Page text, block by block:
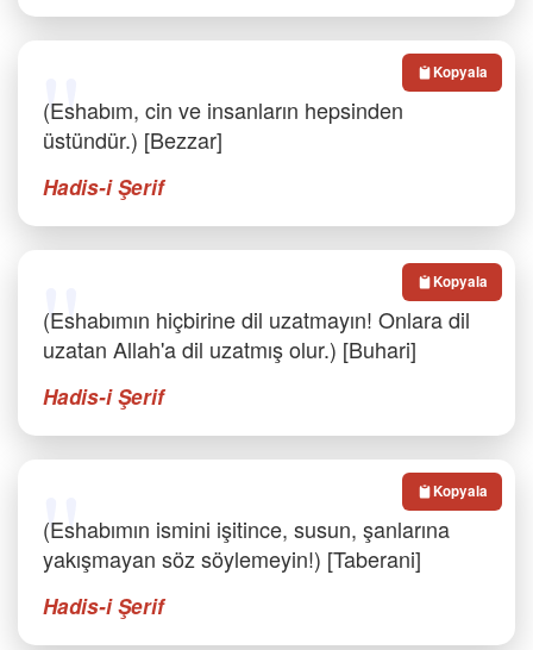
(Eshabım, cin ve insanların hepsinden
üstündür.) [Bezzar]
Hadis-i Şerif
Kopyala
(Eshabımın hiçbirine dil uzatmayın! Onlara dil
uzatan Allah'a dil uzatmış olur.) [Buhari]
Hadis-i Şerif
Kopyala
(Eshabımın ismini işitince, susun, şanlarına
yakışmayan söz söylemeyin!) [Taberani]
Hadis-i Şerif
Kopyala